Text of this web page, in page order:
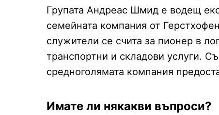
Групата Андреас Шмид е водещ
семейната компания от
служители се счита за пионер в
транспортни и складови услуги.
средноголямата компания
Имате ли някакви въпроси?